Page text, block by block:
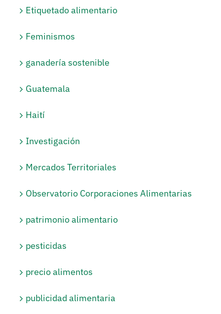
Etiquetado alimentario
Feminismos
ganadería sostenible
Guatemala
Haití
Investigación
Mercados Territoriales
Observatorio Corporaciones Alimentarias
patrimonio alimentario
pesticidas
precio alimentos
publicidad alimentaria